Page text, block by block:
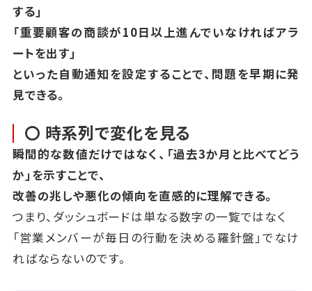
する」
「重要顧客の商談が10日以上進んでいなければアラ
ートを出す」
といった自動通知を設定することで、問題を早期に発
見できる。
〇 時系列で変化を見る
瞬間的な数値だけではなく、「過去3か月と比べてどう
か」を示すことで、
改善の兆しや悪化の傾向を直感的に理解できる。
つまり、ダッシュボードは単なる数字の一覧ではなく
「営業メンバーが毎日の行動を決める羅針盤」でなけ
ればならないのです。